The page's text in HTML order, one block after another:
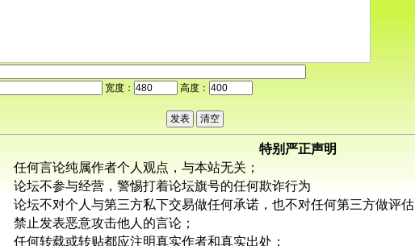
宽度：
高度：
特别严正声明
任何言论纯属作者个人观点，与本站无关；
论坛不参与经营，警惕打着论坛旗号的任何欺诈行为
论坛不对个人与第三方私下交易做任何承诺，也不对任何第三方做评估
禁止发表恶意攻击他人的言论；
任何转载或转贴都应注明真实作者和真实出处；